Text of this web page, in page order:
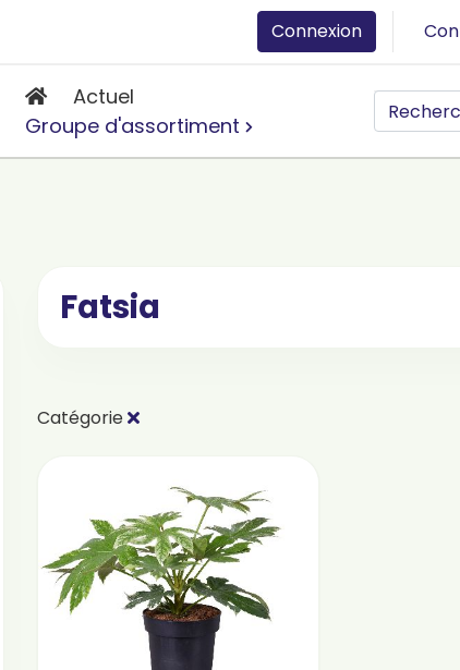
Connexion
Actuel
Groupe d'assortiment
Fatsia
Catégorie